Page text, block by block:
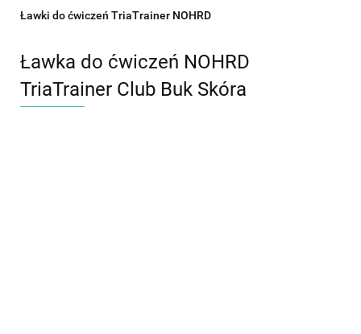
Ławki do ćwiczeń TriaTrainer NOHRD
Ławka do ćwiczeń NOHRD
TriaTrainer Club Buk Skóra